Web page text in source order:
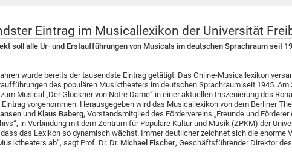
Eintrag im Musicallexikon der Universität
soll alle Ur- und Erstaufführungen von Musicals im deutschen Sprachraum seit
wurde bereits der tausendste Eintrag getätigt: Das Online-Musicallexikon
des populären Musiktheaters im deutschen Sprachraum seit 1945. Am
Musical „Der Glöckner von Notre Dame“ in einer aktuellen Inszenierung des
vorgenommen. Herausgegeben wird das Musicallexikon von dem Berliner
und Klaus Baberg, Vorstandsmitglied des Fördervereins „Freunde und
in Verbindung mit dem Zentrum für Populäre Kultur und Musik (ZPKM) der
das Lexikon so dynamisch wächst. Immer deutlicher zeichnet sich die enorme
ab“, sagt Prof. Dr. Dr. Michael Fischer, Geschäftsführender Direktor